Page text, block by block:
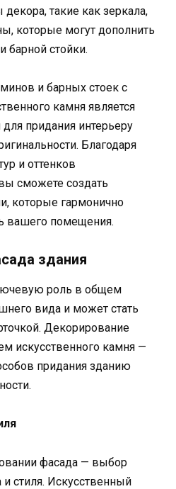
такие как зеркала,
которые могут дополнить
барной стойки.
и барных стоек с
камня является
придания интерьеру
Благодаря
и оттенков
сможете создать
которые гармонично
вашего помещения.
здания
роль в общем
вида и может стать
Декорирование
искусственного камня —
придания зданию
фасада — выбор
стиля. Искусственный